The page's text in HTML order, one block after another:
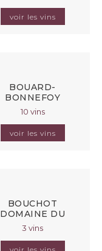
voir les vins
BOUARD-
BONNEFOY
10 vins
voir les vins
BOUCHOT
DOMAINE DU
3 vins